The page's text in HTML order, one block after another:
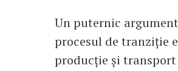
Un puternic
procesul de tranziție
producție și